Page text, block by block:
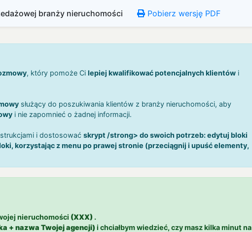
branży nieruchomości Pobierz wersję PDF
, który pomoże Ci lepiej kwalifikować potencjalnych klientów i
służący do poszukiwania klientów z branży nieruchomości, aby
i nie zapomnieć o żadnej informacji.
i dostosować skrypt /strong> do swoich potrzeb: edytuj bloki
korzystając z menu po prawej stronie (przeciągnij i upuść elementy,
nieruchomości (XXX) .
+ nazwa Twojej agencji) i chciałbym wiedzieć, czy masz kilka minut na